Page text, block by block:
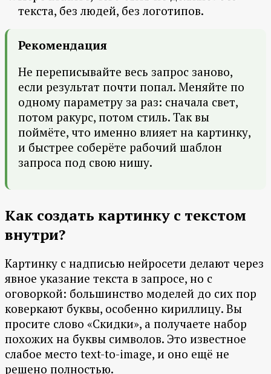
текста, без людей, без логотипов.
Рекомендация
Не переписывайте весь запрос заново,
если результат почти попал. Меняйте по
одному параметру за раз: сначала свет,
потом ракурс, потом стиль. Так вы
поймёте, что именно влияет на картинку,
и быстрее соберёте рабочий шаблон
запроса под свою нишу.
Как создать картинку с текстом
внутри?
Картинку с надписью нейросети делают через
явное указание текста в запросе, но с
оговоркой: большинство моделей до сих пор
коверкают буквы, особенно кириллицу. Вы
просите слово «Скидки», а получаете набор
похожих на буквы символов. Это известное
слабое место text-to-image, и оно ещё не
решено полностью.